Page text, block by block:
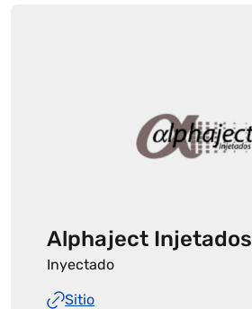
Alphaject Injetados
Inyectado
Sitio